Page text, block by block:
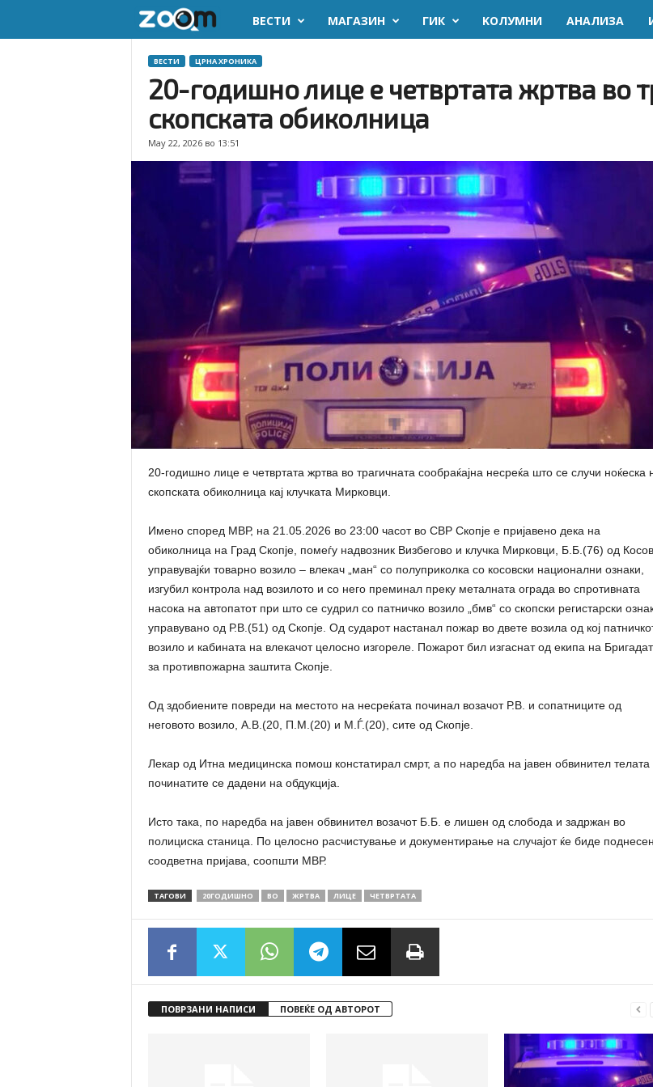
o
o
m
.
k
ВЕСТИ МАГАЗИН ГИК KОЛУМНИ AНАЛИЗА
ВЕСТИ ЦРНА ХРОНИКА
20-годишно лице е четвртата жртва во
скопската обиколница
May 22, 2026 во 13:51
20-годишно лице е четвртата жртва во трагичната сообраќајна несреќа што се случи ноќеска
скопската обиколница кај клучката Мирковци.
Имено според МВР, на 21.05.2026 во 23:00 часот во СВР Скопје е пријавено дека на
обиколница на Град Скопје, помеѓу надвозник Визбегово и клучка Мирковци, Б.Б.(76) од
управувајќи товарно возило – влекач „ман“ со полуприколка со косовски национални ознаки,
изгубил контрола над возилото и со него преминал преку металната ограда во спротивната
насока на автопатот при што се судрил со патничко возило „бмв“ со скопски регистарски
управувано од Р.В.(51) од Скопје. Од сударот настанал пожар во двете возила од кој
возило и кабината на влекачот целосно изгореле. Пожарот бил изгаснат од екипа на
за противпожарна заштита Скопје.
Од здобиените повреди на местото на несреќата починал возачот Р.В. и сопатниците од
неговото возило, А.В.(20, П.М.(20) и М.Ѓ.(20), сите од Скопје.
Лекар од Итна медицинска помош констатирал смрт, а по наредба на јавен обвинител телата
починатите се дадени на обдукција.
Исто така, по наредба на јавен обвинител возачот Б.Б. е лишен од слобода и задржан во
полициска станица. По целосно расчистување и документирање на случајот ќе биде
соодветна пријава, соопшти МВР.
ТАГОВИ 20ГОДИШНО ВО ЖРТВА ЛИЦЕ ЧЕТВРТАТА
ПОВРЗАНИ НАПИСИ ПОВЕЌЕ ОД АВТОРОТ